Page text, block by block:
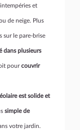
et
de neige. Plus
sur le pare-brise
dans plusieurs
pourcouvrir
est solide et
simple de
votre jardin.